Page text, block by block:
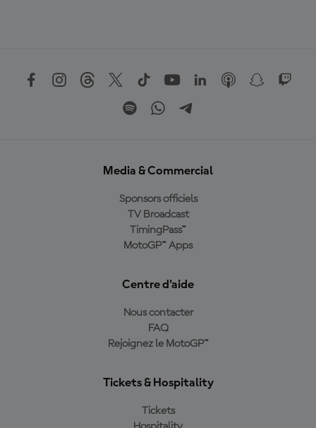
Media & Commercial
Sponsors officiels
TV Broadcast
TimingPass™
MotoGP™ Apps
Centre d'aide
Nous contacter
FAQ
Rejoignez le MotoGP™
Tickets & Hospitality
Tickets